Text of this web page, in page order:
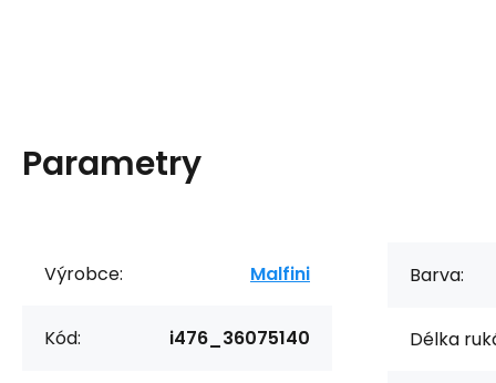
Parametry
Výrobce: Malfini
Kód: i476_36075140
Barva:
Délka